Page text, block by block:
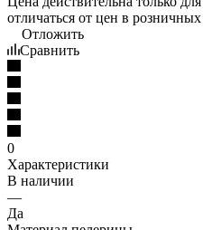
отличаться от цен в
Отложить
Сравнить
0
Характеристики
В наличии
—
Да